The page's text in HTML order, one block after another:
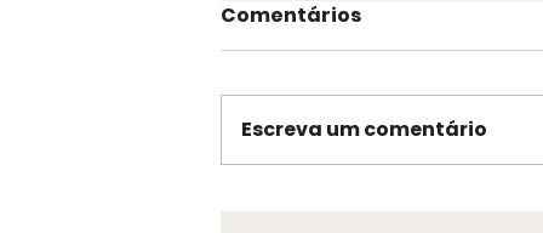
Comentários
Escreva um comentário